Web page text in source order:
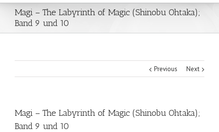
Magi – The Labyrinth of Magic (Shinobu Ohtaka);
Band 9 und 10
Previous Next
Magi – The Labyrinth of Magic (Shinobu Ohtaka);
Band 9 und 10